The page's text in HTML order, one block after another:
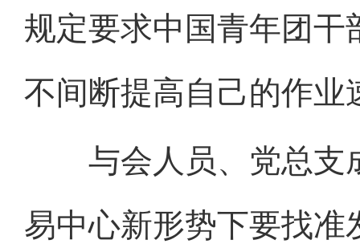
规定要求中国青年团
不间断提高自己的作业
与会人员、党总支
易中心新形势下要找